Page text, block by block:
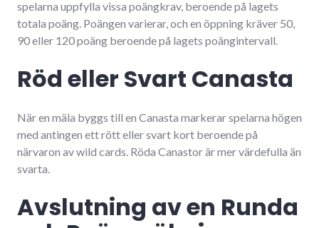
spelarna uppfylla vissa poängkrav, beroende på lagets
totala poäng. Poängen varierar, och en öppning kräver 50,
90 eller 120 poäng beroende på lagets poängintervall.
Röd eller Svart Canasta
När en mäla byggs till en Canasta markerar spelarna högen
med antingen ett rött eller svart kort beroende på
närvaron av wild cards. Röda Canastor är mer värdefulla än
svarta.
Avslutning av en Runda